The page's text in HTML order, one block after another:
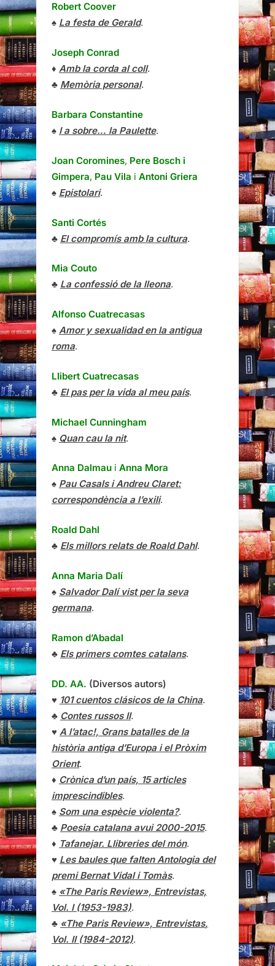
Robert Coover
♠ La festa de Gerald.
Joseph Conrad
♦ Amb la corda al coll.
♣ Memòria personal.
Barbara Constantine
♠ I a sobre… la Paulette.
Joan Coromines, Pere Bosch i
Gimpera, Pau Vila i Antoni Griera
♠ Epistolari.
Santi Cortés
♣ El compromís amb la cultura.
Mia Couto
♣ La confessió de la lleona.
Alfonso Cuatrecasas
♠ Amor y sexualidad en la antigua
roma.
Llibert Cuatrecasas
♣ El pas per la vida al meu país.
Michael Cunningham
♠ Quan cau la nit.
Anna Dalmau i Anna Mora
♠ Pau Casals i Andreu Claret:
correspondència a l’exili.
Roald Dahl
♣ Els millors relats de Roald Dahl.
Anna Maria Dalí
♠ Salvador Dalí vist per la seva
germana.
Ramon d’Abadal
♣ Els primers comtes catalans.
DD. AA. (Diversos autors)
♥ 101 cuentos clásicos de la China.
♣ Contes russos II.
♥ A l’atac!, Grans batalles de la
història antiga d’Europa i el Pròxim
Orient.
♦ Crònica d’un país, 15 articles
imprescindibles.
♠ Som una espècie violenta?.
♣ Poesia catalana avui 2000-2015.
♦ Tafanejar. Llibreries del món.
♥ Les baules que falten Antologia del
premi Bernat Vidal i Tomàs.
♠ «The Paris Review», Entrevistas,
Vol. I (1953-1983).
♣ «The Paris Review», Entrevistas,
Vol. II (1984-2012).